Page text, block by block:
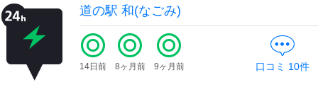
道の駅 和(なごみ)
14日前 8ヶ月前 9ヶ月前 口コミ 10件